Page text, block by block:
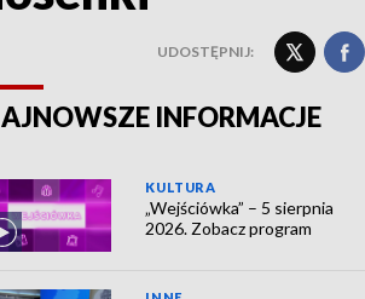
UDOSTĘPNIJ:
INFORMACJE
KULTURA
„Wejściówka” – 5 sierpnia
2026. Zobacz program